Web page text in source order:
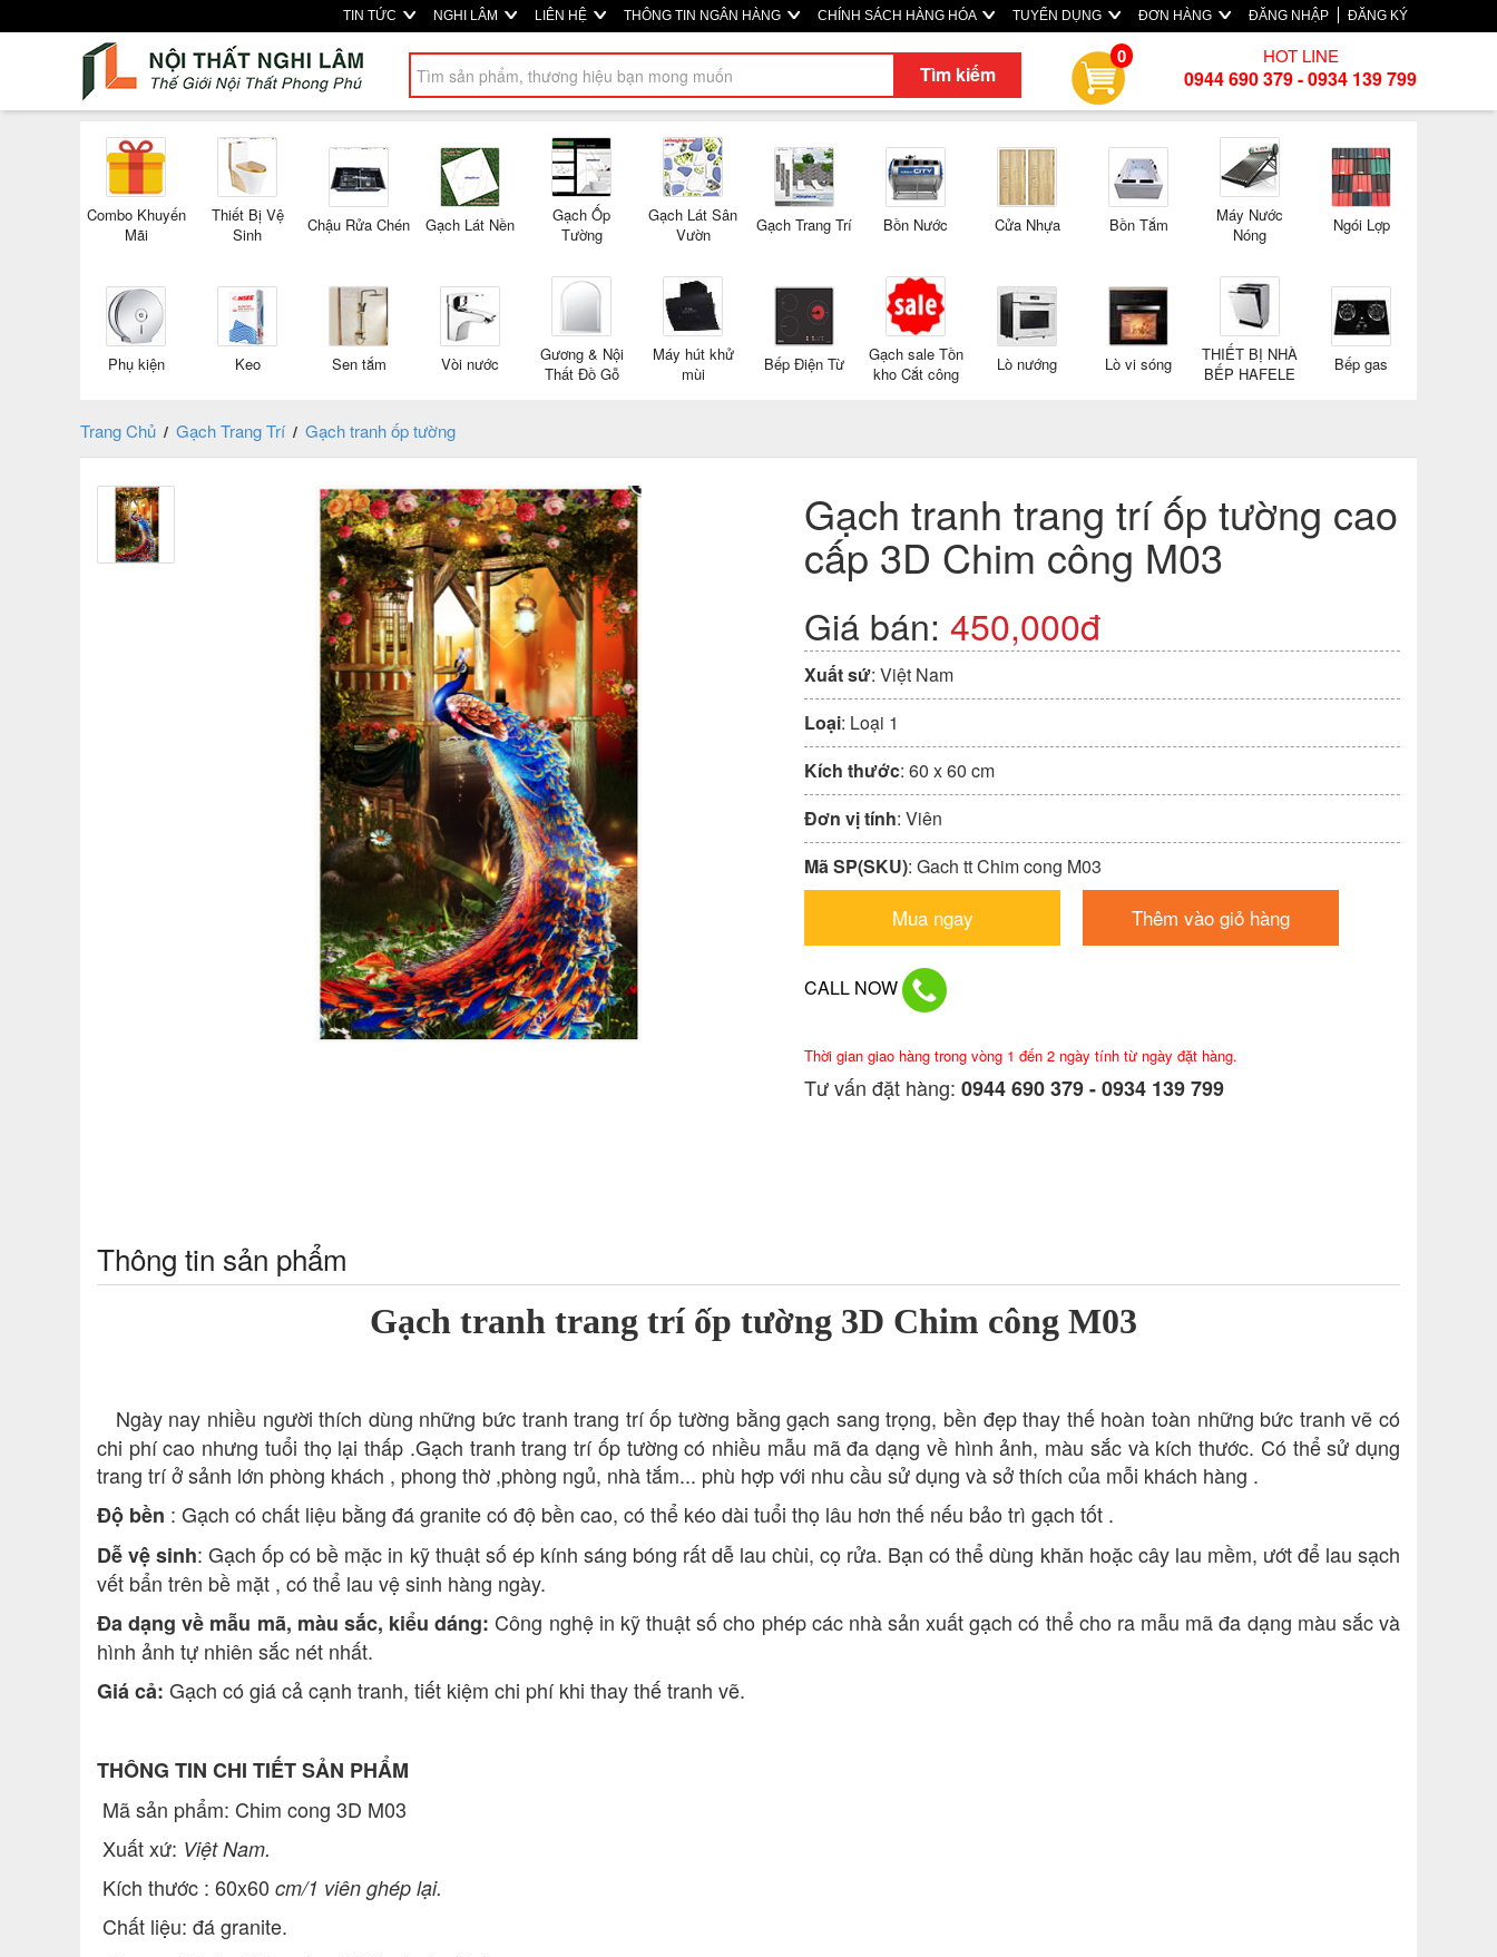
TIN TỨC NGHI LÂM LIÊN HỆ THÔNG TIN NGÂN HÀNG CHÍNH SÁCH HÀNG HÓA TUYỂN DỤNG ĐƠN HÀNG ĐĂNG NHẬP ĐĂNG KÝ
Tìm kiếm
0 HOT LINE
0944 690 379 - 0934 139 799
Combo Khuyến
Mãi
Thiết Bị Vệ
Sinh
Chậu Rửa Chén Gạch Lát Nền
Gạch Ốp
Tường
Gạch Lát Sân
Vườn
Gạch Trang Trí Bồn Nước Cửa Nhựa Bồn Tắm
Máy Nước
Nóng
Ngói Lợp
Phụ kiện Keo Sen tắm Vòi nước
Gương & Nội
Thất Đồ Gỗ
Máy hút khử
mùi
Bếp Điện Từ
Gạch sale Tồn
kho Cắt công
Lò nướng Lò vi sóng
THIẾT BỊ NHÀ
BẾP HAFELE
Bếp gas
Trang Chủ / Gạch Trang Trí / Gạch tranh ốp tường
Gạch tranh trang trí ốp tường cao
cấp 3D Chim công M03
Giá bán: 450,000đ
Xuất sứ: Việt Nam
Loại: Loại 1
Kích thước: 60 x 60 cm
Đơn vị tính: Viên
Mã SP(SKU): Gach tt Chim cong M03
Mua ngay Thêm vào giỏ hàng
CALL NOW
Thời gian giao hàng trong vòng 1 đến 2 ngày tính từ ngày đặt hàng.
Tư vấn đặt hàng: 0944 690 379 - 0934 139 799
Thông tin sản phẩm
Gạch tranh trang trí ốp tường 3D Chim công M03
Ngày nay nhiều người thích dùng những bức tranh trang trí ốp tường bằng gạch sang trọng, bền đẹp thay thế hoàn toàn những bức tranh vẽ có
chi phí cao nhưng tuổi thọ lại thấp .Gạch tranh trang trí ốp tường có nhiều mẫu mã đa dạng về hình ảnh, màu sắc và kích thước. Có thể sử dụng
trang trí ở sảnh lớn phòng khách , phong thờ ,phòng ngủ, nhà tắm... phù hợp với nhu cầu sử dụng và sở thích của mỗi khách hàng .
Độ bền : Gạch có chất liệu bằng đá granite có độ bền cao, có thể kéo dài tuổi thọ lâu hơn thế nếu bảo trì gạch tốt .
Dễ vệ sinh: Gạch ốp có bề mặc in kỹ thuật số ép kính sáng bóng rất dễ lau chùi, cọ rửa. Bạn có thể dùng khăn hoặc cây lau mềm, ướt để lau sạch
vết bẩn trên bề mặt , có thể lau vệ sinh hàng ngày.
Đa dạng về mẫu mã, màu sắc, kiểu dáng: Công nghệ in kỹ thuật số cho phép các nhà sản xuất gạch có thể cho ra mẫu mã đa dạng màu sắc và
hình ảnh tự nhiên sắc nét nhất.
Giá cả: Gạch có giá cả cạnh tranh, tiết kiệm chi phí khi thay thế tranh vẽ.
THÔNG TIN CHI TIẾT SẢN PHẨM
Mã sản phẩm: Chim cong 3D M03
Xuất xứ: Việt Nam.
Kích thước : 60x60 cm/1 viên ghép lại.
Chất liệu: đá granite.